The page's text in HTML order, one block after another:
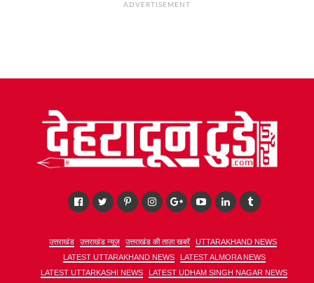
ADVERTISEMENT
उत्तराखंड उत्तराखंड न्यूज़ उत्तराखंड की ताज़ा खबरें
UTTARAKHAND NEWS
LATEST UTTARAKHAND NEWS
LATEST ALMORA NEWS
LATEST UTTARKASHI NEWS
LATEST UDHAM SINGH NAGAR NEWS